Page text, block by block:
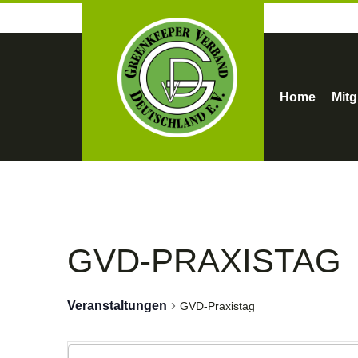
Home
GVD-PRAXISTAG
Veranstaltungen GVD-Praxistag